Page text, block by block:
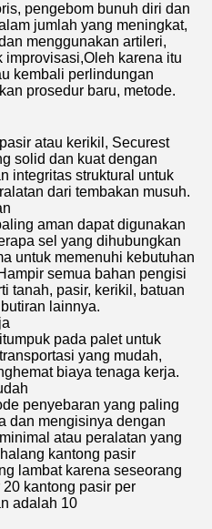
pengebom bunuh diri dan
jumlah yang meningkat,
menggunakan artileri,
karena itu
kembali perlindungan
prosedur baru, metode.
atau kerikil, Securest
solid dan kuat dengan
integritas struktural untuk
dari tembakan musuh.
aman dapat digunakan
sel yang dihubungkan
untuk memenuhi kebutuhan
semua bahan pengisi
tanah, pasir, kerikil, batuan
lainnya.
pada palet untuk
yang mudah,
biaya tenaga kerja.
penyebaran yang paling
dan mengisinya dengan
atau peralatan yang
kantong pasir
lambat karena seseorang
kantong pasir per
adalah 10